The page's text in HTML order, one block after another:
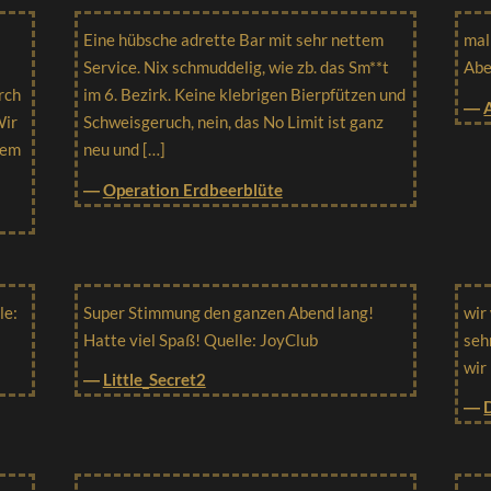
Eine hübsche adrette Bar mit sehr nettem
Service. Nix schmuddelig, wie zb. das Sm**t
im 6. Bezirk. Keine klebrigen Bierpfützen und
Schweisgeruch, nein, das No Limit ist ganz
neu und […]
―Operation Erdbeerblüte
―
Super Stimmung den ganzen Abend lang!
Hatte viel Spaß! Quelle: JoyClub
― Little_Secret2
wir
wir
―